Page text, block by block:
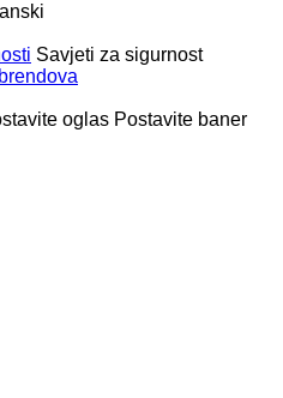
Savjeti za sigurnost
oglas Postavite baner